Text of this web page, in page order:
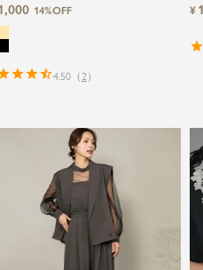
スドレス14%OFF
4.50 （ 2 ）
マ
¥